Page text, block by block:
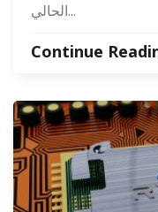
الحالي...
Continue